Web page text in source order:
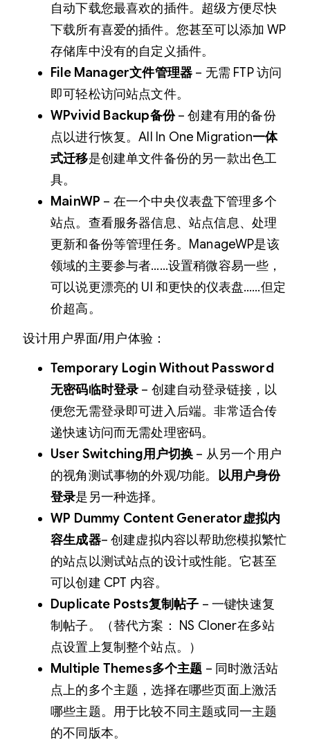
自动下载您最喜欢的插件。超级方便尽快
下载所有喜爱的插件。您甚至可以添加 WP
存储库中没有的自定义插件。
File Manager文件管理器 – 无需 FTP 访问
即可轻松访问站点文件。
WPvivid Backup备份– 创建有用的备份
点以进行恢复。All In One Migration一体
式迁移是创建单文件备份的另一款出色工
具。
MainWP – 在一个中央仪表盘下管理多个
站点。查看服务器信息、站点信息、处理
更新和备份等管理任务。ManageWP是该
领域的主要参与者……设置稍微容易一些，
可以说更漂亮的 UI 和更快的仪表盘……但定
价超高。
设计用户界面/用户体验：
Temporary Login Without Password
无密码临时登录 – 创建自动登录链接，以
便您无需登录即可进入后端。非常适合传
递快速访问而无需处理密码。
User Switching用户切换 – 从另一个用户
的视角测试事物的外观/功能。 以用户身份
登录是另一种选择。
WP Dummy Content Generator虚拟内
容生成器– 创建虚拟内容以帮助您模拟繁忙
的站点以测试站点的设计或性能。它甚至
可以创建 CPT 内容。
Duplicate Posts复制帖子 – 一键快速复
制帖子。（替代方案： NS Cloner在多站
点设置上复制整个站点。）
Multiple Themes多个主题 – 同时激活站
点上的多个主题，选择在哪些页面上激活
哪些主题。用于比较不同主题或同一主题
的不同版本。